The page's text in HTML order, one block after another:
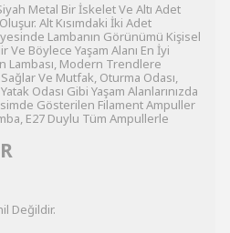
Metal Bir İskelet Ve Altı Adet
Alt Kısımdaki İki Adet
Lambanın Görünümü Kişisel
Böylece Yaşam Alanı En İyi
Lambası, Modern Trendlere
Ve Mutfak, Oturma Odası,
Odası Gibi Yaşam Alanlarınızda
Gösterilen Filament Ampuller
E27 Duylu Tüm Ampullerle
Değildir.